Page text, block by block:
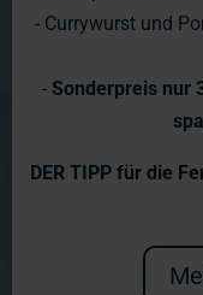
- Currywurst und
- Sonderpreis nur
DER TIPP für die